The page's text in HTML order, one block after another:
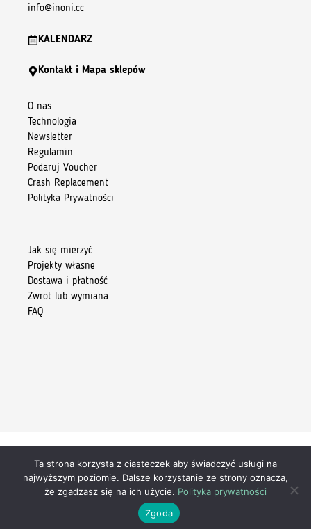
info@inoni.cc
KALENDARZ
Kontakt i Mapa sklepów
O nas
Technologia
Newsletter
Regulamin
Podaruj Voucher
Crash Replacement
Polityka Prywatności
Jak się mierzyć
Projekty własne
Dostawa i płatność
Zwrot lub wymiana
FAQ
Copyright 2026 © Kiore Tomasz Skoczylas
Ta strona korzysta z ciasteczek aby świadczyć usługi na
najwyższym poziomie. Dalsze korzystanie ze strony oznacza,
że zgadzasz się na ich użycie. Polityka prywatności
Zgoda